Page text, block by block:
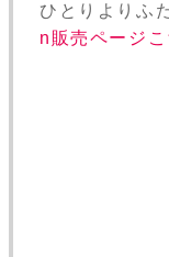
ひとりよりふ
n販売ページこ